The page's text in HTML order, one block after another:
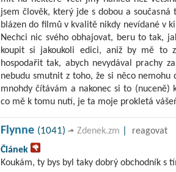
jsem člověk, který jde s dobou a
blázen do filmů v kvalitě nikdy nevídané v
Nechci nic svého obhajovat, beru to tak,
koupit si jakoukoli edici, aniž by mě to
hospodařit tak, abych nevydával prachy
nebudu smutnit z toho, že si něco
mnohdy čítávám a nakonec si to
co mě k tomu nutí, je ta moje prokletá
Flynne (1041) Zdenek.zm
reagovat
Článek
Koukám, ty bys byl taky dobrý obchodník s